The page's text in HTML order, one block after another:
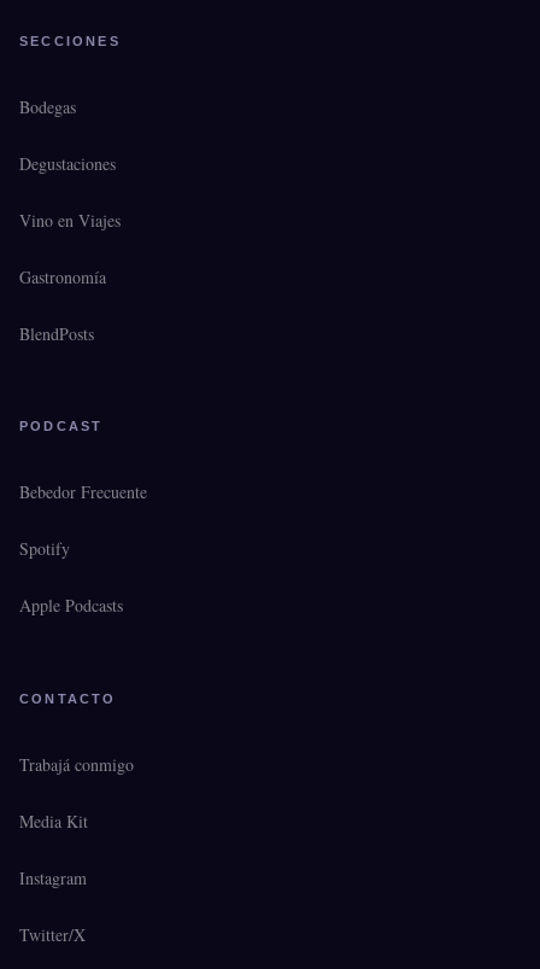
SECCIONES
Bodegas
Degustaciones
Vino en Viajes
Gastronomía
BlendPosts
PODCAST
Bebedor Frecuente
Spotify
Apple Podcasts
CONTACTO
Trabajá conmigo
Media Kit
Instagram
Twitter/X